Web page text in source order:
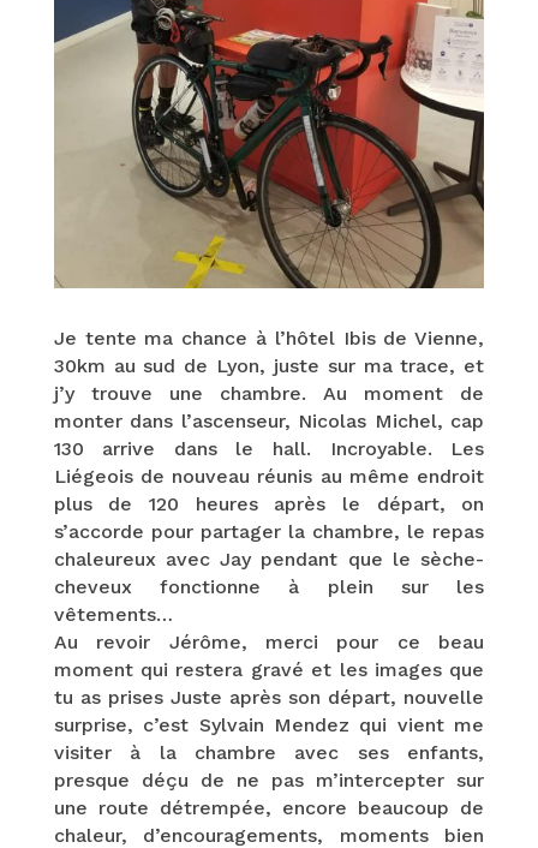
Je tente ma chance à l’hôtel Ibis de Vienne,
30km au sud de Lyon, juste sur ma trace, et
j’y trouve une chambre. Au moment de
monter dans l’ascenseur, Nicolas Michel, cap
130 arrive dans le hall. Incroyable. Les
Liégeois de nouveau réunis au même endroit
plus de 120 heures après le départ, on
s’accorde pour partager la chambre, le repas
chaleureux avec Jay pendant que le sèche-
cheveux fonctionne à plein sur les
vêtements…
Au revoir Jérôme, merci pour ce beau
moment qui restera gravé et les images que
tu as prises Juste après son départ, nouvelle
surprise, c’est Sylvain Mendez qui vient me
visiter à la chambre avec ses enfants,
presque déçu de ne pas m’intercepter sur
une route détrempée, encore beaucoup de
chaleur, d’encouragements, moments bien